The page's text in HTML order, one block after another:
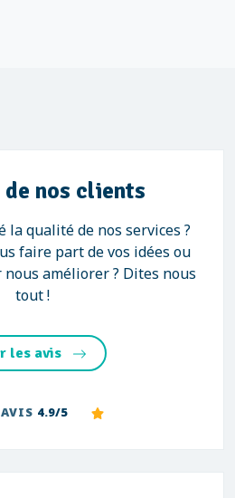
de nos clients
la qualité de nos services ?
faire part de vos idées ou
améliorer ? Dites nous
tout !
les avis
AVIS 4.9/5